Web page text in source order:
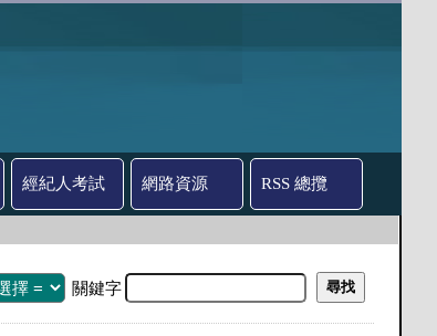
經紀人考試 網路資源 RSS 總攬
關鍵字